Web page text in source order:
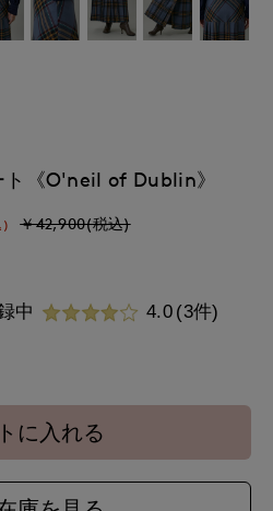
ト《O'neil of Dublin》
) ￥42,900(税込)
中 4.0 (3件)
に入れる